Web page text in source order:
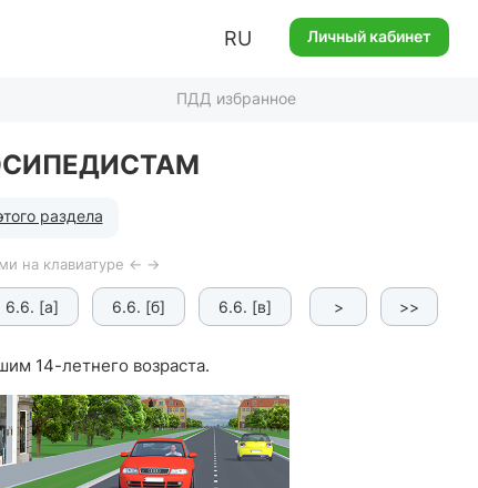
RU Личный кабинет
ПДД избранное
раздела
на клавиатуре ← →
6.6. [а] 6.6. [б] 6.6. [в] 6.6. [г] >>
>
14-летнего возраста.